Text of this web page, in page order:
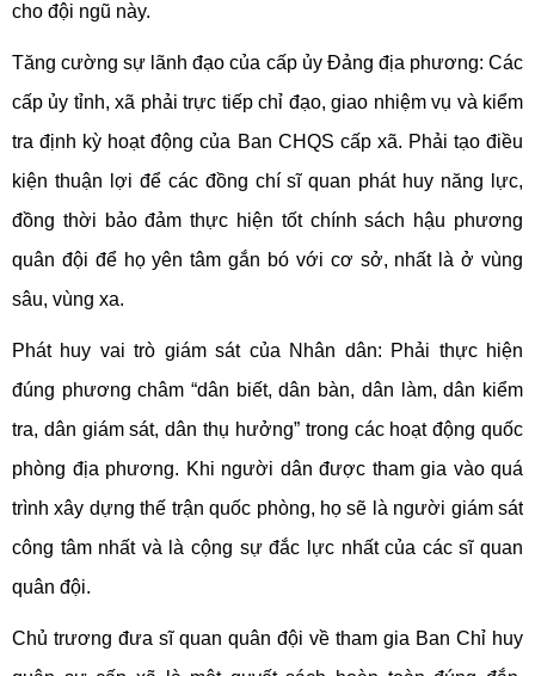
cho đội ngũ này.
Tăng cường sự lãnh đạo của cấp ủy Đảng địa phương: Các
cấp ủy tỉnh, xã phải trực tiếp chỉ đạo, giao nhiệm vụ và kiểm
tra định kỳ hoạt động của Ban CHQS cấp xã. Phải tạo điều
kiện thuận lợi để các đồng chí sĩ quan phát huy năng lực,
đồng thời bảo đảm thực hiện tốt chính sách hậu phương
quân đội để họ yên tâm gắn bó với cơ sở, nhất là ở vùng
sâu, vùng xa.
Phát huy vai trò giám sát của Nhân dân: Phải thực hiện
đúng phương châm “dân biết, dân bàn, dân làm, dân kiểm
tra, dân giám sát, dân thụ hưởng” trong các hoạt động quốc
phòng địa phương. Khi người dân được tham gia vào quá
trình xây dựng thế trận quốc phòng, họ sẽ là người giám sát
công tâm nhất và là cộng sự đắc lực nhất của các sĩ quan
quân đội.
Chủ trương đưa sĩ quan quân đội về tham gia Ban Chỉ huy